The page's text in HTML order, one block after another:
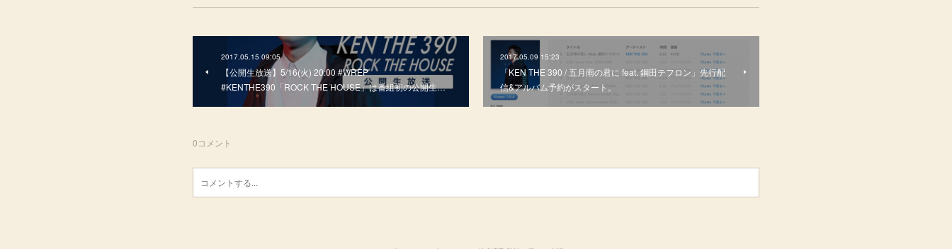
2017.05.15 09:05
【公開生放送】5/16(火) 20:00 #WREP
#KENTHE390「ROCK THE HOUSE」は番組初の公開生…
2017.05.09 15:23
「KEN THE 390 / 五月雨の君に feat. 鋼田テフロン」先行配
信&アルバム予約がスタート。
0コメント